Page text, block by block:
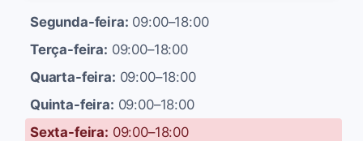
Segunda-feira: 09:00–18:00
Terça-feira: 09:00–18:00
Quarta-feira: 09:00–18:00
Quinta-feira: 09:00–18:00
Sexta-feira: 09:00–18:00